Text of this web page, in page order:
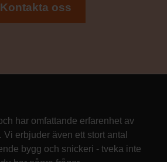
Kontakta oss
har omfattande erfarenhet av
Vi erbjuder även ett stort antal
bygg och snickeri - tveka inte